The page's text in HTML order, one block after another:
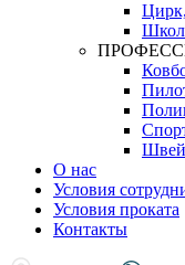
О нас
Условия
Условия проката
Контакты